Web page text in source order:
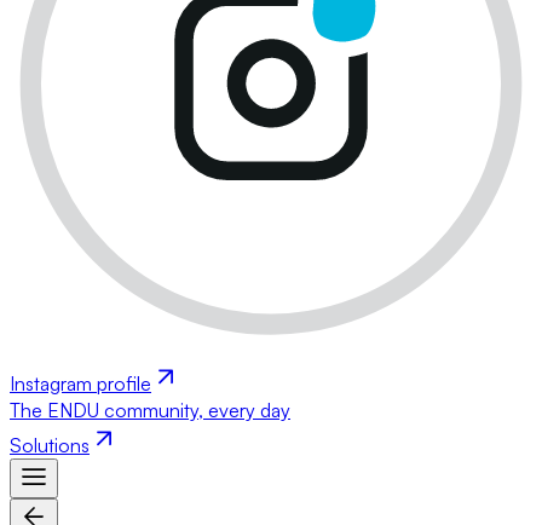
Instagram profile
The ENDU community, every day
Solutions